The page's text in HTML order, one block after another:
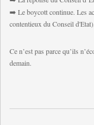
➡️ Le boycott continue. Les
contentieux du Conseil
Ce n’est pas parce qu’ils
demain.